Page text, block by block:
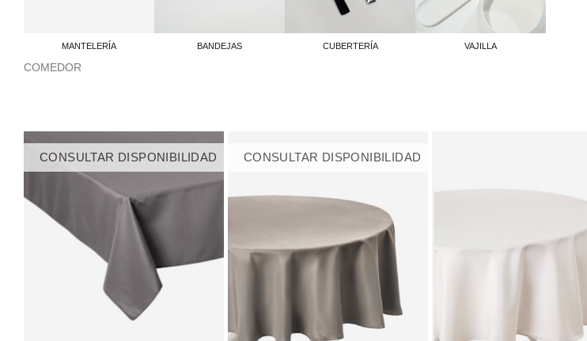
MANTELERÍA BANDEJAS CUBERTERÍA VAJILLA
COMEDOR
CONSULTAR DISPONIBILIDAD CONSULTAR DISPONIBILIDAD